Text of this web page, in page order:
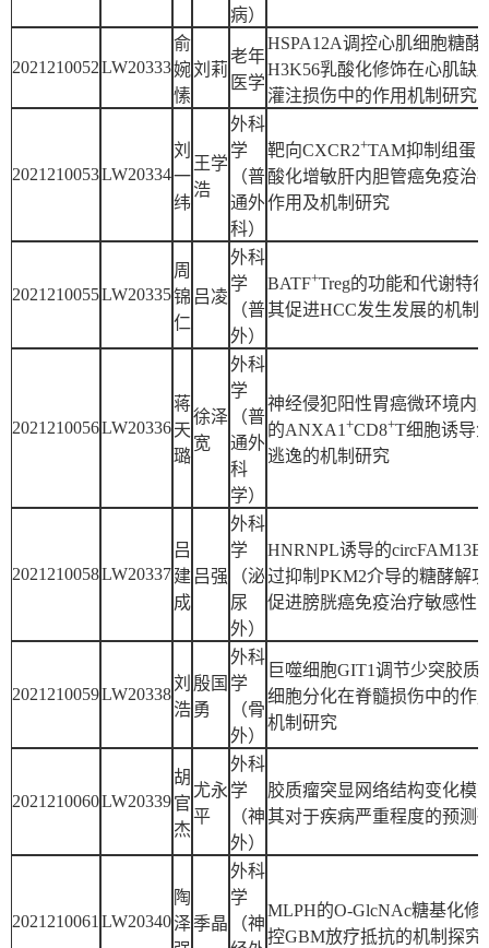
病）
2021210052LW20333
俞
婉
愫
刘莉
老年
医学
HSPA12A调控心肌细胞糖酵
H3K56乳酸化修饰在心肌缺
灌注损伤中的作用机制研究
2021210053LW20334
刘
一
纬
王学
浩
外科
学
（普
通外
科）
靶向CXCR2+TAM抑制组蛋
酸化增敏肝内胆管癌免疫治
作用及机制研究
2021210055LW20335
周
锦
仁
吕凌
外科
学
（普
外）
BATF+Treg的功能和代谢特
其促进HCC发生发展的机制
2021210056LW20336
蒋
天
璐
徐泽
宽
外科
学
（普
通外
科
学）
神经侵犯阳性胃癌微环境内
的ANXA1 +CD8+T细胞诱导
逃逸的机制研究
2021210058LW20337
吕
建
成
吕强
外科
学
（泌
尿
外）
HNRNPL诱导的circFAM13B
过抑制PKM2介导的糖酵解
促进膀胱癌免疫治疗敏感性
2021210059LW20338
刘
浩
殷国
勇
外科
学
（骨
外）
巨噬细胞GIT1调节少突胶质
细胞分化在脊髓损伤中的作
机制研究
2021210060LW20339
胡
官
杰
尤永
平
外科
学
（神
外）
胶质瘤突显网络结构变化模
其对于疾病严重程度的预测
2021210061 LW20340
陶
泽季晶
外科
学
（神
MLPH的O-GlcNAc糖基化修
控GBM放疗抵抗的机制探究